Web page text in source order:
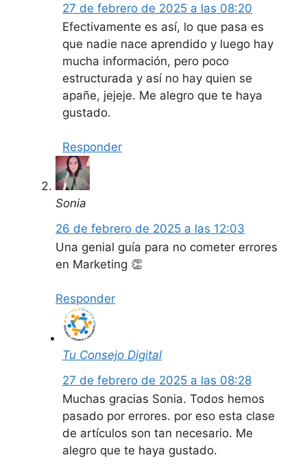
27 de febrero de 2025 a las 08:20
Efectivamente es así, lo que pasa es
que nadie nace aprendido y luego hay
mucha información, pero poco
estructurada y así no hay quien se
apañe, jejeje. Me alegro que te haya
gustado.
Responder
Sonia
26 de febrero de 2025 a las 12:03
Una genial guía para no cometer errores
en Marketing 👏
Responder
Tu Consejo Digital
27 de febrero de 2025 a las 08:28
Muchas gracias Sonia. Todos hemos
pasado por errores. por eso esta clase
de artículos son tan necesario. Me
alegro que te haya gustado.